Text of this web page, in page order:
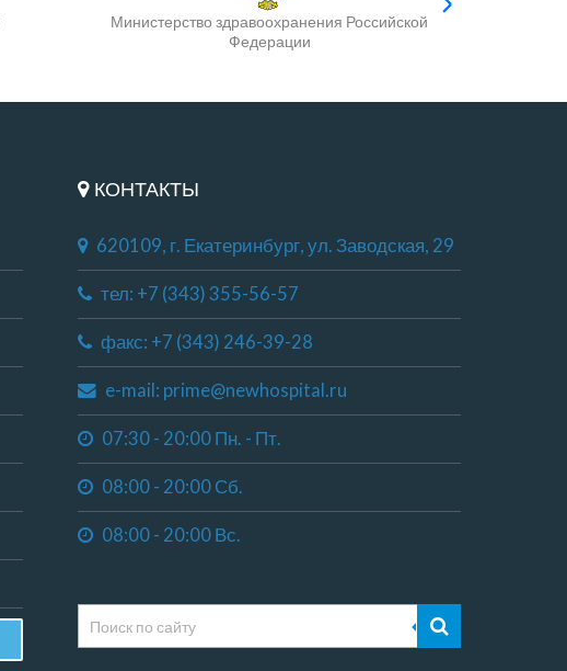
Министерство здравоохранения Российской
Федерации
КОНТАКТЫ
620109, г. Екатеринбург, ул. Заводская, 29
тел: +7 (343) 355-56-57
факс: +7 (343) 246-39-28
e-mail: prime@newhospital.ru
07:30 - 20:00 Пн. - Пт.
08:00 - 20:00 Сб.
08:00 - 20:00 Вс.